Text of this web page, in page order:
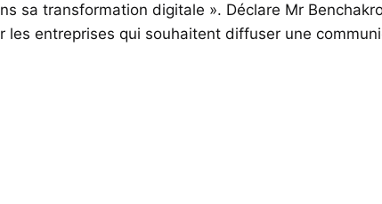
sa transformation digitale ». Déclare Mr
les entreprises qui souhaitent diffuser une